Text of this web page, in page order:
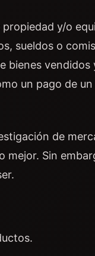
y/o
sueldos o
bienes vendidos
un pago de
de
mejor. Sin